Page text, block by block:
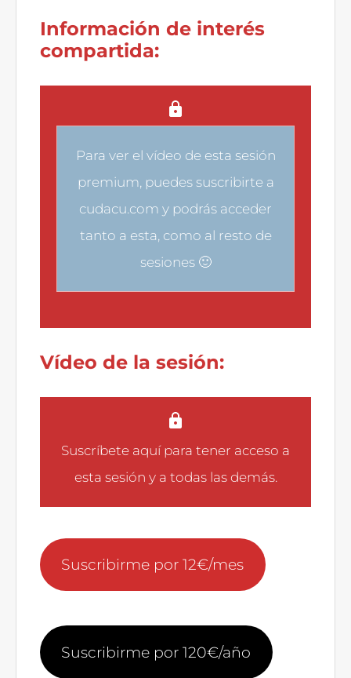
Información de interés
compartida:
Para ver el vídeo de esta sesión
premium, puedes suscribirte a
cudacu.com y podrás acceder
tanto a esta, como al resto de
sesiones 🙂
Vídeo de la sesión:
Suscríbete aquípara tener acceso a
esta sesión y a todas las demás.
Suscribirme por 12€/mes
Suscribirme por 120€/año